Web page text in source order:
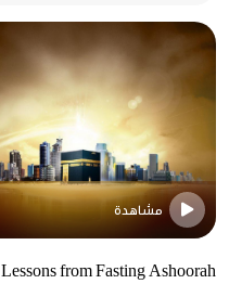
مشاهدة
Lessons from Fasting Ashoorah